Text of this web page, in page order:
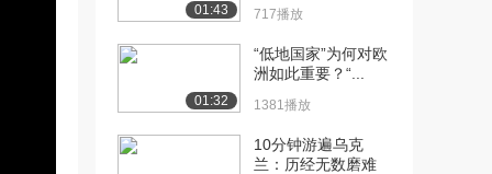
01:43 717播放
01:32
“低地国家”为何对欧
洲如此重要？“...
1381播放
10分钟游遍乌克
兰：历经无数磨难